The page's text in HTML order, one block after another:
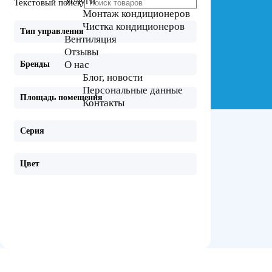
Монтаж кондиционеров
Чистка кондиционеров
Вентиляция
Отзывы
О нас
Блог, новости
Персональные данные
Контакты
Текстовый поиск
Тип управления
Бренды
Площадь помещения
Серия
Цвет